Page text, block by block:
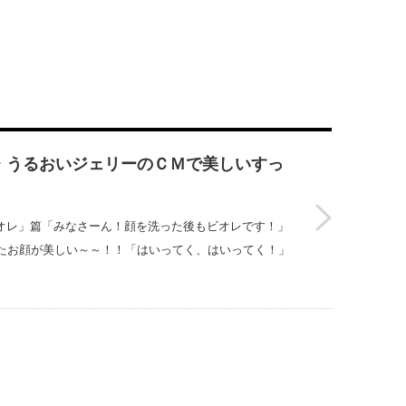
るおいジェリーのＣＭで美しいすっ
」篇「みなさーん！顔を洗った後もビオレです！」
顔が美しい～～！！「はいってく、はいってく！」